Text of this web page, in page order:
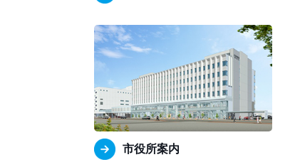
市役所案内